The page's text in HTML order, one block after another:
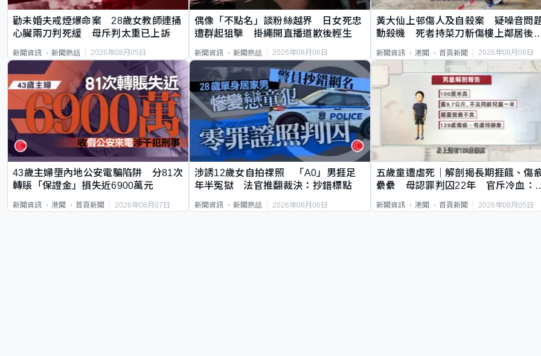
勸未婚夫戒煙爆命案 28歲女教師連捅
心臟兩刀判死緩 母斥判太重已上訴
新聞資訊 新聞熱話 2026年08月05日
偶像「不點名」談粉絲越界 日女死忠
遭群起狙擊 掛繩開直播道歉後輕生
新聞資訊 新聞熱話 2026年08月06日
黃大仙上邨傷人及自殺案 疑噪音問
動殺機 死者持菜刀斬傷樓上鄰居後
新聞資訊 港聞 首頁新聞 2026年08月08日
43歲主婦墮內地公安電騙陷阱 分81次
轉賬「保證金」損失近6900萬元
新聞資訊 港聞 首頁新聞 2026年08月07日
涉誘12歲女自拍祼照 「A0」男捱足
年半冤獄 法官推翻裁決：抄錯標點
新聞資訊 新聞熱話 2026年08月06日
五歲童遭虐死｜解剖揭長期捱餓、傷
纍纍 母認罪判囚22年 官斥冷血：
類案最惡劣
新聞資訊 港聞 首頁新聞 2026年08月05日